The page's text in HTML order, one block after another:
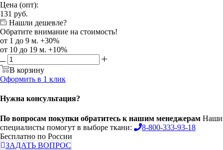
Цена (опт):
131 руб.
Нашли дешевле?
Обратите внимание на стоимость!
от 1 до 9 м. +30%
от 10 до 19 м. +10%
В корзину
Оформить в 1 клик
Нужна консультация?
По вопросам покупки обратитесь к нашим менеджерам Наши
специалисты помогут в выборе ткани:
8-800-333-93-18
Бесплатно по России
ЗАДАТЬ ВОПРОС